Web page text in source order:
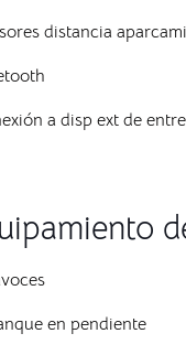
distancia
a disp ext de
en pendiente